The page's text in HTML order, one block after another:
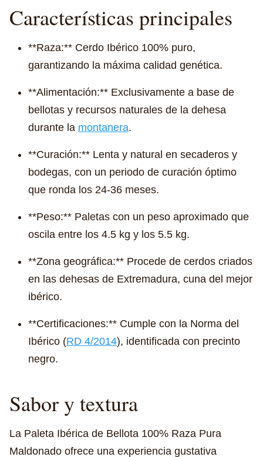
Características principales
**Raza:** Cerdo Ibérico 100% puro,
garantizando la máxima calidad genética.
**Alimentación:** Exclusivamente a base de
bellotas y recursos naturales de la dehesa
durante la montanera.
**Curación:** Lenta y natural en secaderos y
bodegas, con un periodo de curación óptimo
que ronda los 24-36 meses.
**Peso:** Paletas con un peso aproximado que
oscila entre los 4.5 kg y los 5.5 kg.
**Zona geográfica:** Procede de cerdos criados
en las dehesas de Extremadura, cuna del mejor
ibérico.
**Certificaciones:** Cumple con la Norma del
Ibérico (RD 4/2014), identificada con precinto
negro.
Sabor y textura
La Paleta Ibérica de Bellota 100% Raza Pura
Maldonado ofrece una experiencia gustativa